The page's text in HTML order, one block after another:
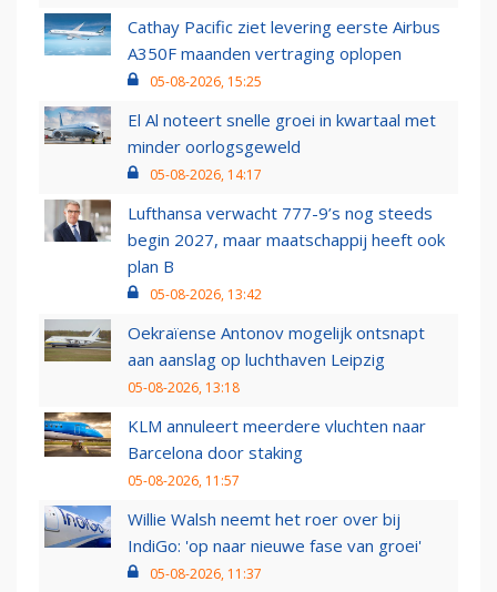
Cathay Pacific ziet levering eerste Airbus
A350F maanden vertraging oplopen
05-08-2026, 15:25
El Al noteert snelle groei in kwartaal met
minder oorlogsgeweld
05-08-2026, 14:17
Lufthansa verwacht 777-9’s nog steeds
begin 2027, maar maatschappij heeft ook
plan B
05-08-2026, 13:42
Oekraïense Antonov mogelijk ontsnapt
aan aanslag op luchthaven Leipzig
05-08-2026, 13:18
KLM annuleert meerdere vluchten naar
Barcelona door staking
05-08-2026, 11:57
Willie Walsh neemt het roer over bij
IndiGo: 'op naar nieuwe fase van groei'
05-08-2026, 11:37